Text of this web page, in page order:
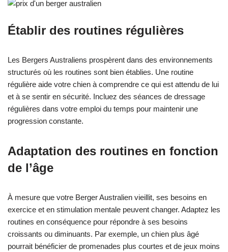
Établir des routines régulières
Les Bergers Australiens prospèrent dans des environnements
structurés où les routines sont bien établies. Une routine
régulière aide votre chien à comprendre ce qui est attendu de lui
et à se sentir en sécurité. Incluez des séances de dressage
régulières dans votre emploi du temps pour maintenir une
progression constante.
Adaptation des routines en fonction
de l’âge
À mesure que votre Berger Australien vieillit, ses besoins en
exercice et en stimulation mentale peuvent changer. Adaptez les
routines en conséquence pour répondre à ses besoins
croissants ou diminuants. Par exemple, un chien plus âgé
pourrait bénéficier de promenades plus courtes et de jeux moins